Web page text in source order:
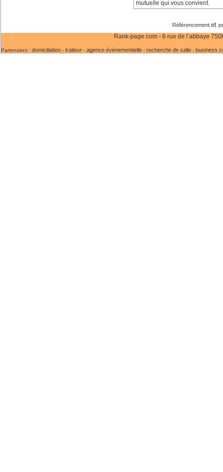
mutuelle qui vous convient.
Référencement et
Rank-page.com - 6 rue de l’abbaye
Partenaires : domiciliation - traiteur - agence événementielle - recherche de salle - business